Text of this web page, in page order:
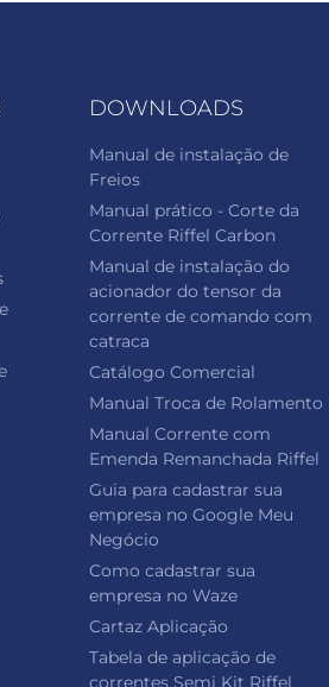
DOWNLOADS
Manual de instalação de
Freios
Manual prático - Corte da
Corrente Riffel Carbon
Manual de instalação do
acionador do tensor da
corrente de comando com
catraca
Catálogo Comercial
Manual Troca de Rolamento
Manual Corrente com
Emenda Remanchada Riffel
Guia para cadastrar sua
empresa no Google Meu
Negócio
Como cadastrar sua
empresa no Waze
Cartaz Aplicação
Tabela de aplicação de
correntes Semi Kit Riffel